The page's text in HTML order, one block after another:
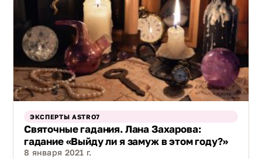
ЭКСПЕРТЫ ASTRO7
Святочные гадания. Лана Захарова:
гадание «Выйду ли я замуж в этом году?»
8 января 2021 г.